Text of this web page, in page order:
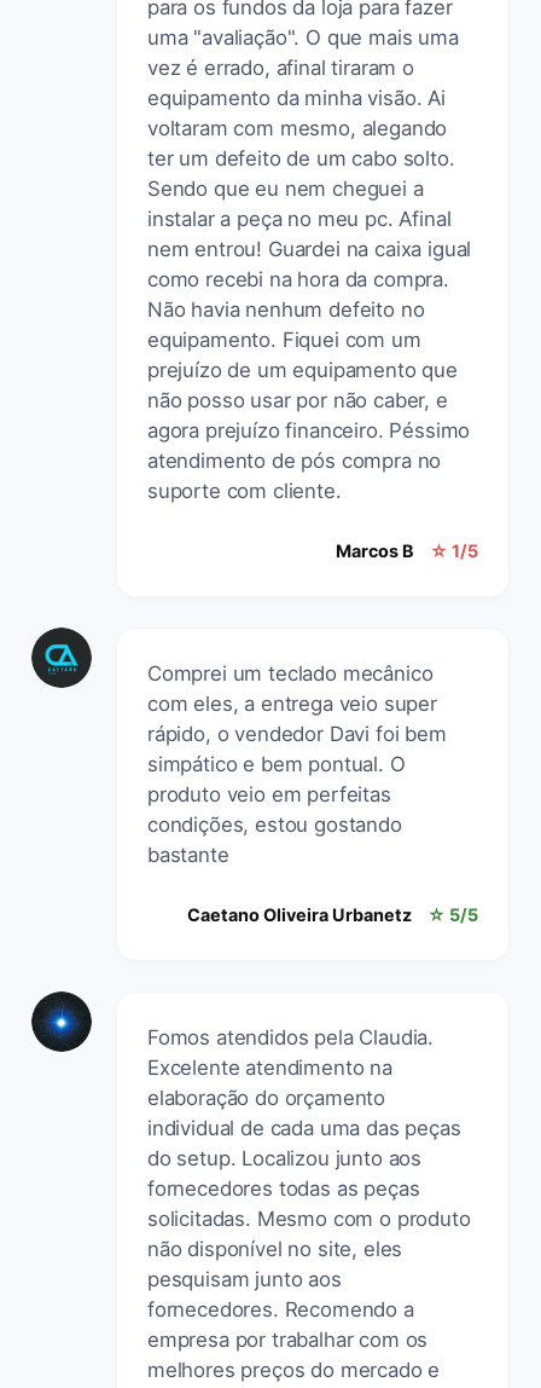
para os fundos da loja para fazer
uma "avaliação". O que mais uma
vez é errado, afinal tiraram o
equipamento da minha visão. Ai
voltaram com mesmo, alegando
ter um defeito de um cabo solto.
Sendo que eu nem cheguei a
instalar a peça no meu pc. Afinal
nem entrou! Guardei na caixa igual
como recebi na hora da compra.
Não havia nenhum defeito no
equipamento. Fiquei com um
prejuízo de um equipamento que
não posso usar por não caber, e
agora prejuízo financeiro. Péssimo
atendimento de pós compra no
suporte com cliente.
Marcos B ☆ 1/5
Comprei um teclado mecânico
com eles, a entrega veio super
rápido, o vendedor Davi foi bem
simpático e bem pontual. O
produto veio em perfeitas
condições, estou gostando
bastante
Caetano Oliveira Urbanetz ☆ 5/5
Fomos atendidos pela Claudia.
Excelente atendimento na
elaboração do orçamento
individual de cada uma das peças
do setup. Localizou junto aos
fornecedores todas as peças
solicitadas. Mesmo com o produto
não disponível no site, eles
pesquisam junto aos
fornecedores. Recomendo a
empresa por trabalhar com os
melhores preços do mercado e